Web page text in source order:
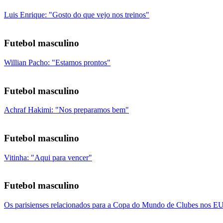
Luis Enrique: "Gosto do que vejo nos treinos"
Futebol masculino
Willian Pacho: "Estamos prontos"
Futebol masculino
Achraf Hakimi: "Nos preparamos bem"
Futebol masculino
Vitinha: "Aqui para vencer"
Futebol masculino
Os parisienses relacionados para a Copa do Mundo de Clubes nos